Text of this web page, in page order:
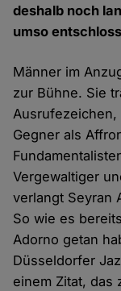
deshalb noch
umso
Männer im
zur Bühne. Sie
Gegner als
Vergewaltiger
verlangt Seyran
So wie es
Adorno getan
Düsseldorfer
einem Zitat, das